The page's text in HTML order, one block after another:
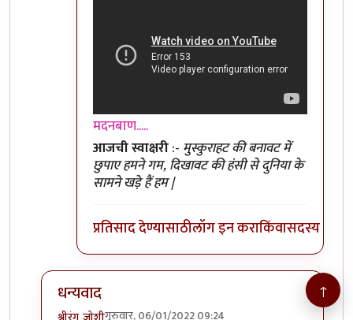
मदनबाण.....
आजची स्वाक्षरी:- मुस्कुराहट की बनावट में
छुपाए हमने गम, दिखावट की हंसी से दुनिया के
सामने खड़े हैं हम |
प्रतिसाद देण्यासाठीलॉग इन कराकिंवासदस्य व्हा
धन्यवाद
गुरुवार, 06/01/2022 09:24
↑